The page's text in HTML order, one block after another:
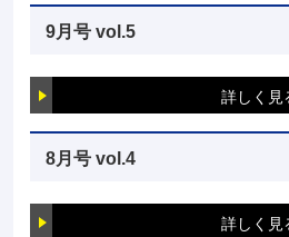
9月号 vol.5
詳しく見
8月号 vol.4
詳しく見